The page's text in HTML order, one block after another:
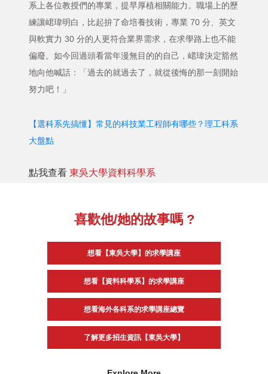
系上各位教授們的專業，提早厚植相關能力。職場上的歷
練讓峮瑋明白，比起拚了命培養技術，專業 70 分、英文
與軟實力 30 分的人更符合業界需求，在求學路上也不能
偏廢。如今回過頭看當年漫無目的的自己，峮瑋決定豁然
地向他喊話：「過去的就過去了，就從後悔的那一刻開始
努力吧！」
【選科系先搞懂】常見的科技業工程師有哪些？理工科系
大盤點
點我查看 東吳大學資料科學系
喜歡他/她的故事嗎 ?
想看【東吳大學】的求學講座
想看【資料科學系】的求學講座
想看海外各科系的求學講座總覽
了解更多招生資訊【東吳大學】